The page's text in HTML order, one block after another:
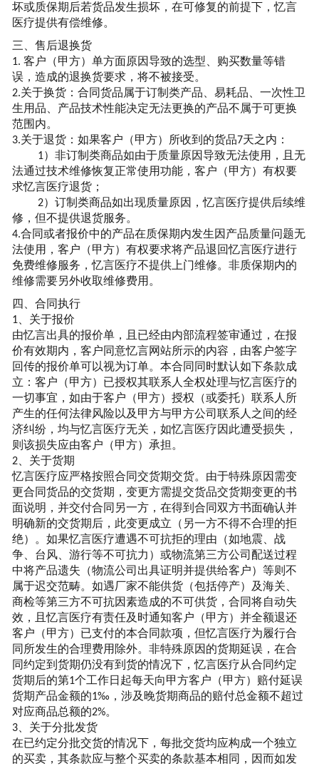
坏或质保期后若货品发生损坏，在可修复的前提下，忆言
医疗提供有偿维修。
三、售后退换货
1. 客户（甲方）单方面原因导致的选型、购买数量等错
误，造成的退换货要求，将不被接受。
2.关于换货：合同货品属于订制类产品、易耗品、一次性卫
生用品、产品技术性能决定无法更换的产品不属于可更换
范围内。
3.关于退货：如果客户（甲方）所收到的货品7天之内：
1）非订制类商品如由于质量原因导致无法使用，且无
法通过技术维修恢复正常使用功能，客户（甲方）有权要
求忆言医疗退货；
2）订制类商品如出现质量原因，忆言医疗提供后续维
修，但不提供退货服务。
4.合同或者报价中的产品在质保期内发生因产品质量问题无
法使用，客户（甲方）有权要求将产品退回忆言医疗进行
免费维修服务，忆言医疗不提供上门维修。非质保期内的
维修需要另外收取维修费用。
四、合同执行
1 、关于报价
由忆言出具的报价单，且已经由内部流程签审通过，在报
价有效期内，客户同意忆言网站所示的内容，由客户签字
回传的报价单可以视为订单。本合同同时默认如下条款成
立：客户（甲方）已授权其联系人全权处理与忆言医疗的
一切事宜，如由于客户（甲方）授权（或委托）联系人所
产生的任何法律风险以及甲方与甲方公司联系人之间的经
济纠纷，均与忆言医疗无关，如忆言医疗因此遭受损失，
则该损失应由客户（甲方）承担。
2、关于货期
忆言医疗应严格按照合同交货期交货。由于特殊原因需变
更合同货品的交货期，变更方需提交货品交货期变更的书
面说明，并交付合同另一方，在得到合同双方书面确认并
明确新的交货期后，此变更成立（另一方不得不合理的拒
绝）。如果忆言医疗遭遇不可抗拒的理由（如地震、战
争、台风、游行等不可抗力）或物流第三方公司配送过程
中将产品遗失（物流公司出具证明并提供给客户）等则不
属于迟交范畴。如遇厂家不能供货（包括停产）及海关、
商检等第三方不可抗因素造成的不可供货，合同将自动失
效，且忆言医疗有责任及时通知客户（甲方）并全额退还
客户（甲方）已支付的本合同款项，但忆言医疗为履行合
同所发生的合理费用除外。非特殊原因的货期延误，在合
同约定到货期仍没有到货的情况下，忆言医疗从合同约定
货期后的第1个工作日起每天向甲方客户（甲方）赔付延误
货期产品金额的1‰ ，涉及晚货期商品的赔付总金额不超过
对应商品总额的2%。
3、关于分批发货
在已约定分批交货的情况下，每批交货均应构成一个独立
的买卖，其条款应与整个买卖的条款基本相同，因而如发